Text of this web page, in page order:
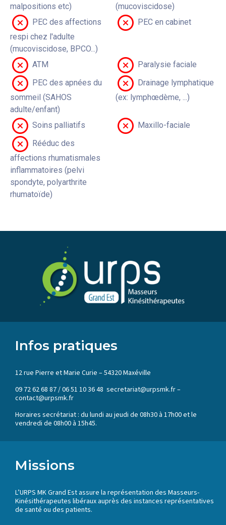
malpositions etc)
(mucoviscidose)
PEC des affections
respi chez l'adulte
(mucoviscidose, BPCO...)
PEC en cabinet
ATM
Paralysie faciale
PEC des apnées du
sommeil (SAHOS
adulte/enfant)
Drainage lymphatique
(ex: lymphœdème, ...)
Soins palliatifs
Maxillo-faciale
Rééduc des
affections rhumatismales
inflammatoires (pelvi
spondyte, polyarthrite
rhumatoïde)
Infos pratiques
12 rue Pierre et Marie Curie – 54320 Maxéville
09 72 62 68 87 / 06 51 10 36 48 secretariat@urpsmk.fr –
contact@urpsmk.fr
Horaires secrétariat : du lundi au jeudi de 08h30 à 17h00 et le
vendredi de 08h00 à 15h45.
Missions
L’URPS MK Grand Est assure la représentation des Masseurs-
Kinésithérapeutes libéraux auprès des instances représentatives
de santé ou des patients.